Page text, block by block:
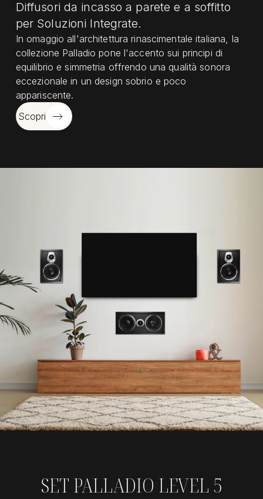
Diffusori da incasso a parete e a soffitto
per Soluzioni Integrate.
In omaggio all'architettura rinascimentale italiana, la
collezione Palladio pone l'accento sui principi di
equilibrio e simmetria offrendo una qualità sonora
eccezionale in un design sobrio e poco
appariscente.
Scopri
SET PALLADIO LEVEL 5